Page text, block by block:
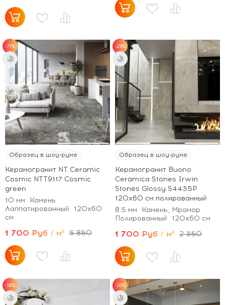
-71%
Образец в шоу-руме
Керамогранит NT Ceramic
Cosmic NTT9117 Cosmic
green
10 мм
Камень
Лаппатированный
120x60
см
1 700 Руб / м² 5 850
-28%
Образец в шоу-руме
Керамогранит Buono
Ceramica Stones Irwin
Stones Glossy S4435P
120x60 см полированный
8.5 мм
Камень, Мрамор
Полированный
120x60 см
1 700 Руб / м² 2 350
-58% -26%